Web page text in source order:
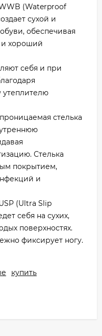
(Waterproof
сухой и
обеспечивая
и хороший
себя и при
утеплителю
стелька
Стелька
покрытием,
и
(Ultra Slip
себя на сухих,
поверхностях.
фиксирует ногу.
купить